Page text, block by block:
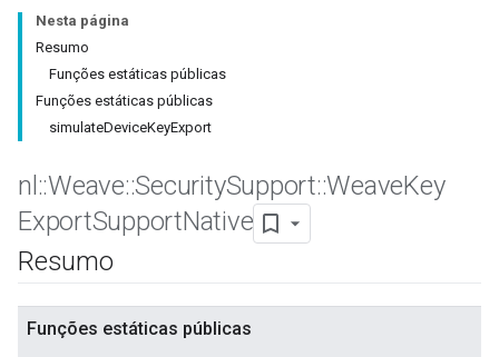
Nesta página
Resumo
Funções estáticas públicas
Funções estáticas públicas
simulateDeviceKeyExport
nl ::Weave::SecuritySupport::WeaveKey
ExportSupportNative
Resumo
Funções estáticas públicas